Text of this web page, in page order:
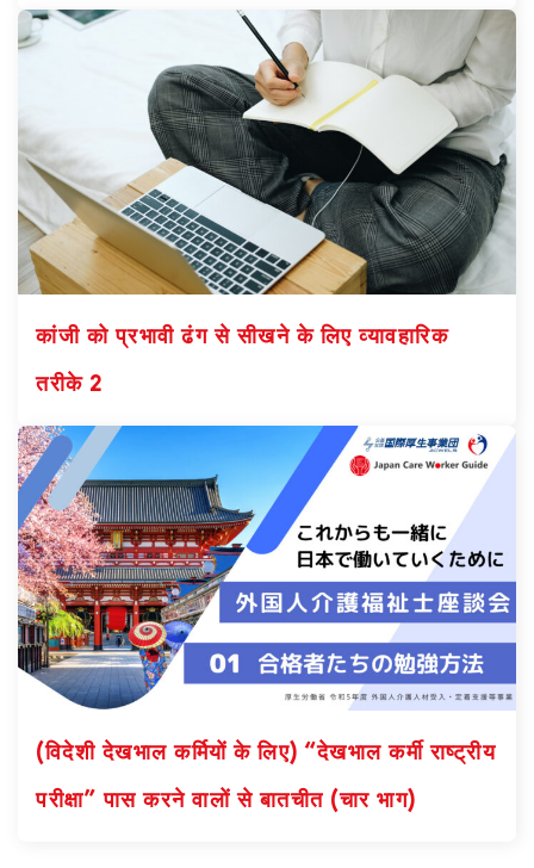
कांजी को प्रभावी ढंग से सीखने के लिए व्यावहारिक
तरीके 2
(विदेशी देखभाल कर्मियों के लिए) “देखभाल कर्मी राष्ट्रीय
परीक्षा” पास करने वालों से बातचीत (चार भाग)